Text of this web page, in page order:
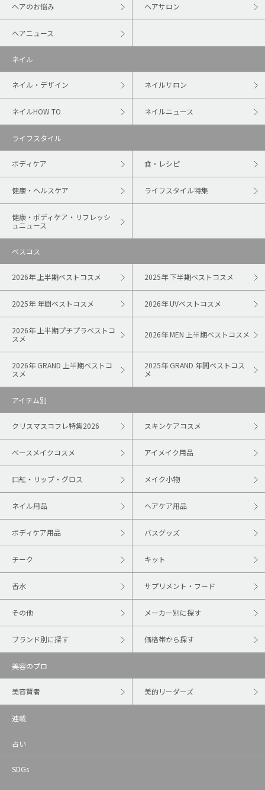
ヘアのお悩み ヘアサロン
ヘアニュース
ネイル
ネイル・デザイン ネイルサロン
ネイルHOW TO ネイルニュース
ライフスタイル
ボディケア 食・レシピ
健康・ヘルスケア ライフスタイル特集
健康・ボディケア・リフレッシ
ュニュース
ベスコス
2026年 上半期ベストコスメ 2025年 下半期ベストコスメ
2025年 年間ベストコスメ 2026年 UVベストコスメ
2026年 上半期プチプラベストコ
スメ
2026年 MEN 上半期ベストコスメ
2026年 GRAND 上半期ベストコ
スメ
2025年 GRAND 年間ベストコス
メ
アイテム別
クリスマスコフレ特集2026 スキンケアコスメ
ベースメイクコスメ アイメイク用品
口紅・リップ・グロス メイク小物
ネイル用品 ヘアケア用品
ボディケア用品 バスグッズ
チーク キット
香水 サプリメント・フード
その他 メーカー別に探す
ブランド別に探す 価格帯から探す
美容のプロ
美容賢者 美的リーダーズ
連載
占い
SDGs